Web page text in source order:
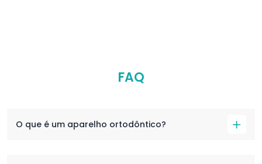
FAQ
O que é um aparelho ortodôntico?